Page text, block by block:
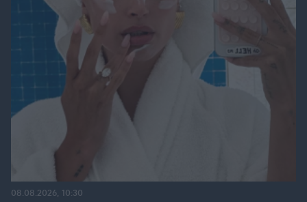
08.08.2026, 10:30